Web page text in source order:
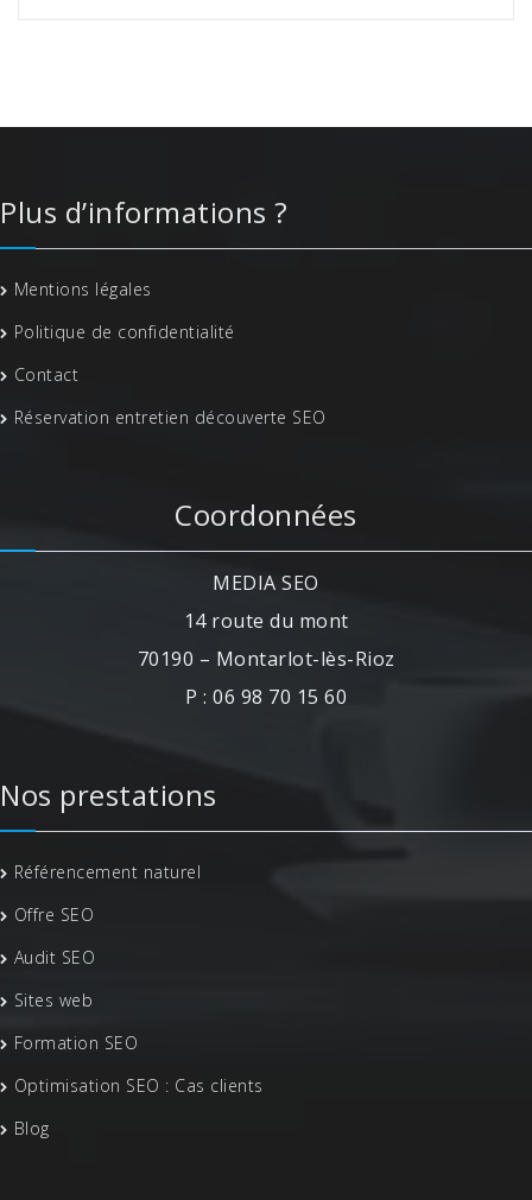
Plus d’informations ?
Mentions légales
Politique de confidentialité
Contact
Réservation entretien découverte SEO
Coordonnées
MEDIA SEO
14 route du mont
70190 – Montarlot-lès-Rioz
P : 06 98 70 15 60
Nos prestations
Référencement naturel
Offre SEO
Audit SEO
Sites web
Formation SEO
Optimisation SEO : Cas clients
Blog